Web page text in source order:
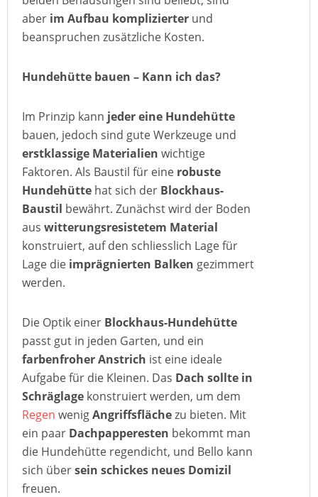
aber im Aufbau komplizierter und
beanspruchen zusätzliche Kosten.
Hundehütte bauen – Kann ich das?
Im Prinzip kann jeder eine Hundehütte
bauen, jedoch sind gute Werkzeuge und
erstklassige Materialien wichtige
Faktoren. Als Baustil für eine robuste
Hundehütte hat sich der Blockhaus-
Baustil bewährt. Zunächst wird der Boden
aus witterungsresistetem Material
konstruiert, auf den schliesslich Lage für
Lage die imprägnierten Balken gezimmert
werden.
Die Optik einer Blockhaus-Hundehütte
passt gut in jeden Garten, und ein
farbenfroher Anstrich ist eine ideale
Aufgabe für die Kleinen. Das Dach sollte in
Schräglage konstruiert werden, um dem
Regen wenigAngriffsflächezu bieten. Mit
ein paar Dachpapperesten bekommt man
die Hundehütte regendicht, und Bello kann
sich übersein schickes neues Domizil
freuen.